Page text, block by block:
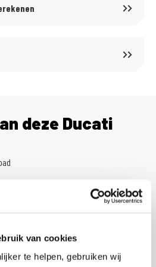
van cookies
te helpen, gebruiken wij
deze Ducati